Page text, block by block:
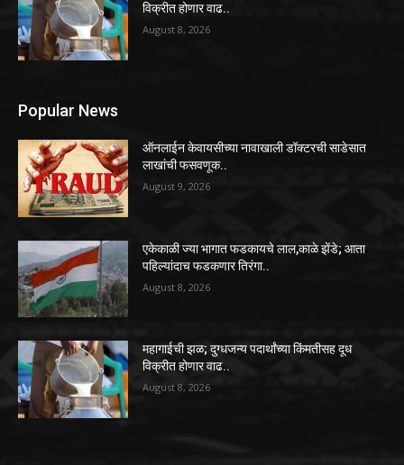
विक्रीत होणार वाढ..
August 8, 2026
Popular News
ऑनलाईन केवायसीच्या नावाखाली डॉक्टरची साडेसात
लाखांची फसवणूक..
August 9, 2026
एकेकाळी ज्या भागात फडकायचे लाल,काळे झेंडे; आता
पहिल्यांदाच फडकणार तिरंगा..
August 8, 2026
महागाईची झळ; दुग्धजन्य पदार्थांच्या किंमतीसह दूध
विक्रीत होणार वाढ..
August 8, 2026